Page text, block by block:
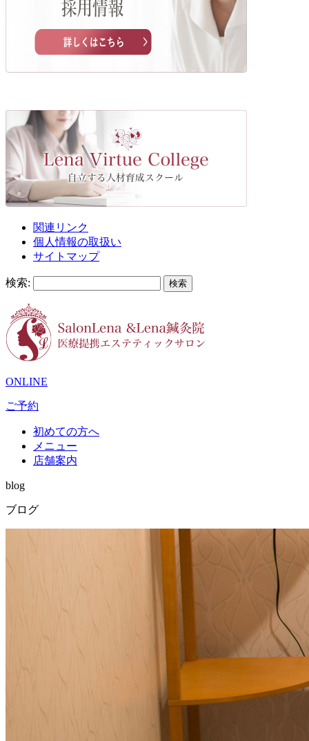
関連リンク
個人情報の取扱い
サイトマップ
検索:
ONLINE
ご予約
初めての方へ
メニュー
店舗案内
blog
ブログ